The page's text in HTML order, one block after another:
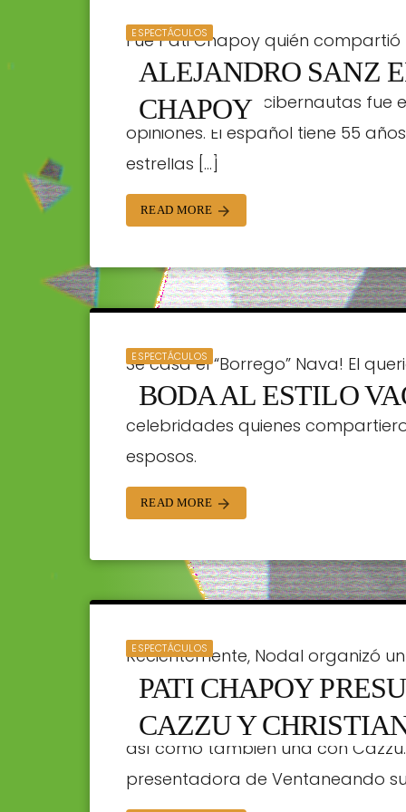
ESPECTÁCULOS
ALEJANDRO SANZ
CHAPOY
STAFF | 25/10/2024
Fue Pati Chapoy quién
para anunciar una entrevista
sorprendió a los cibernautas fue
opiniones. El español tiene 55
estrellas […]
READ MORE arrow_forward
ESPECTÁCULOS
BODA AL ESTILO
Se casa el “Borrego” Nava! El
con su novia Pati con una fiesta
celebridades quienes
esposos.
READ MORE arrow_forward
ESPECTÁCULOS
PATI CHAPOY
CAZZU Y
STAFF | 26/05/2023
Recientemente, Nodal organizó
en CDMX, en el que estuvo
desaprovecho la oportunidad
así como también una con
presentadora de Ventaneando